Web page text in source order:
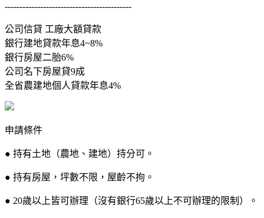
-------------------------------------------
公司信貸 工廠大額貸款
銀行建地貸款年息4~8%
銀行房屋二胎6%
公司名下房屋貸9成
全省農建地個人貸款年息4%
申請條件
● 持有土地（農地、建地）持分可。
● 持有房屋，坪數不限，屋齡不拘。
● 20歲以上皆可辦理（沒有銀行65歲以上不可辦理的限制）。